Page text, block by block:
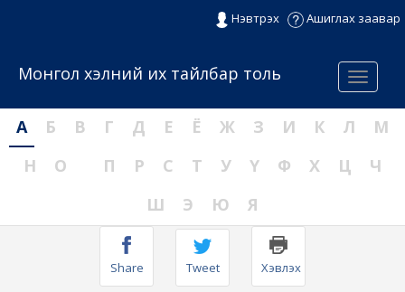
Нэвтрэх Ашиглах заавар
Menu
Монгол хэлний их тайлбар толь
А Б В Г Д Е Ё Ж З И К Л
М
Н
О П Р С Т У Ү Ф Х Ц
Ч
Ш
Э Ю Я
Share Tweet Хэвлэх